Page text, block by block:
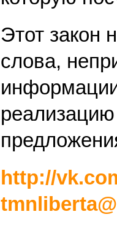
Этот закон
слова,
реализацию
http://